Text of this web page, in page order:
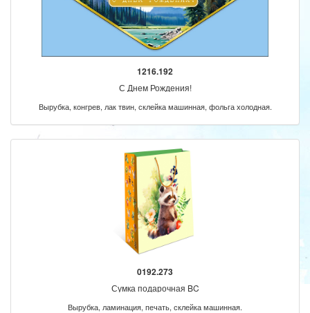
1216.192
С Днем Рождения!
Вырубка, конгрев, лак твин, склейка машинная, фольга холодная.
0192.273
Сумка подарочная BC
Вырубка, ламинация, печать, склейка машинная.